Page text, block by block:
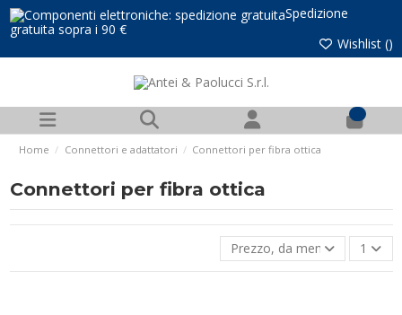
Spedizione
gratuita sopra i 90 €
Wishlist ()
Home Connettori e adattatori Connettori per fibra ottica
Connettori per fibra ottica
Prezzo, da meno caro a più
1